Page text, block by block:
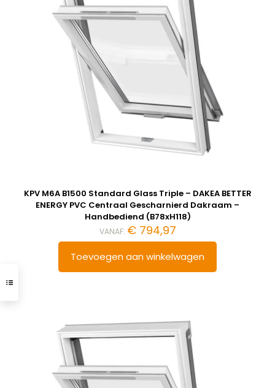
KPV M6A B1500 Standard Glass Triple – DAKEA BETTER
ENERGY PVC Centraal Gescharnierd Dakraam –
Handbediend (B78xH118)
VANAF: €794,97
Toevoegen aan winkelwagen